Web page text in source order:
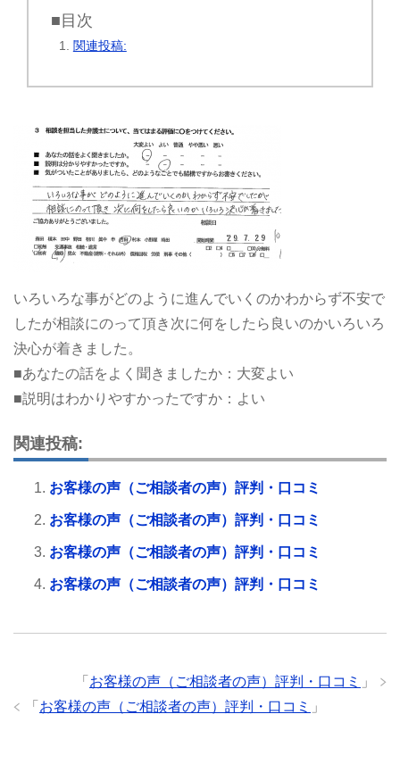
■目次
関連投稿:
いろいろな事がどのように進んでいくのかわからず不安で
したが相談にのって頂き次に何をしたら良いのかいろいろ
決心が着きました。
■あなたの話をよく聞きましたか：大変よい
■説明はわかりやすかったですか：よい
関連投稿:
お客様の声（ご相談者の声）評判・口コミ
お客様の声（ご相談者の声）評判・口コミ
お客様の声（ご相談者の声）評判・口コミ
お客様の声（ご相談者の声）評判・口コミ
「 お客様の声（ご相談者の声）評判・口コミ
」
「 お客様の声（ご相談者の声）評判・口コミ 」